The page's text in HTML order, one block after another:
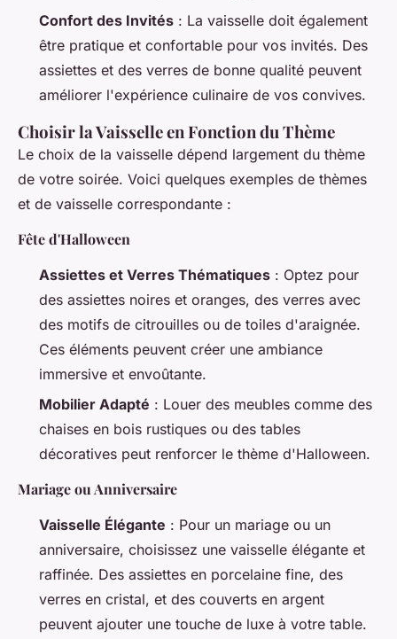
Confort des Invités : La vaisselle doit également
être pratique et confortable pour vos invités. Des
assiettes et des verres de bonne qualité peuvent
améliorer l'expérience culinaire de vos convives.
Choisir la Vaisselle en Fonction du Thème
Le choix de la vaisselle dépend largement du thème
de votre soirée. Voici quelques exemples de thèmes
et de vaisselle correspondante :
Fête d'Halloween
Assiettes et Verres Thématiques : Optez pour
des assiettes noires et oranges, des verres avec
des motifs de citrouilles ou de toiles d'araignée.
Ces éléments peuvent créer une ambiance
immersive et envoûtante.
Mobilier Adapté : Louer des meubles comme des
chaises en bois rustiques ou des tables
décoratives peut renforcer le thème d'Halloween.
Mariage ou Anniversaire
Vaisselle Élégante : Pour un mariage ou un
anniversaire, choisissez une vaisselle élégante et
raffinée. Des assiettes en porcelaine fine, des
verres en cristal, et des couverts en argent
peuvent ajouter une touche de luxe à votre table.